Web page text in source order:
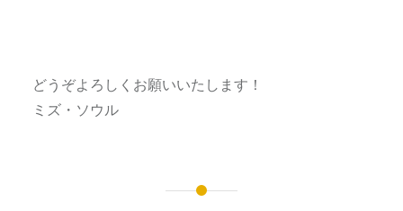
どうぞよろしくお願いいたします！
ミズ・ソウル